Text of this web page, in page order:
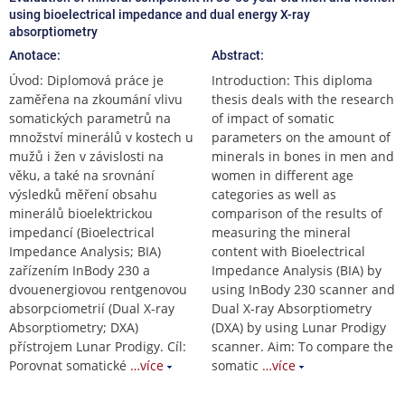
using bioelectrical impedance and dual energy X-ray
absorptiometry
Anotace:
Úvod: Diplomová práce je
zaměřena na zkoumání vlivu
somatických parametrů na
množství minerálů v kostech u
mužů i žen v závislosti na
věku, a také na srovnání
výsledků měření obsahu
minerálů bioelektrickou
impedancí (Bioelectrical
Impedance Analysis; BIA)
zařízením InBody 230 a
dvouenergiovou rentgenovou
absorpciometrií (Dual X-ray
Absorptiometry; DXA)
přístrojem Lunar Prodigy. Cíl:
Porovnat somatické …více
Abstract:
Introduction: This diploma
thesis deals with the research
of impact of somatic
parameters on the amount of
minerals in bones in men and
women in different age
categories as well as
comparison of the results of
measuring the mineral
content with Bioelectrical
Impedance Analysis (BIA) by
using InBody 230 scanner and
Dual X-ray Absorptiometry
(DXA) by using Lunar Prodigy
scanner. Aim: To compare the
somatic …více